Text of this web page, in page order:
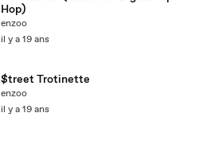
Hop)
enzoo
il y a 19 ans
$treet Trotinette
enzoo
il y a 19 ans